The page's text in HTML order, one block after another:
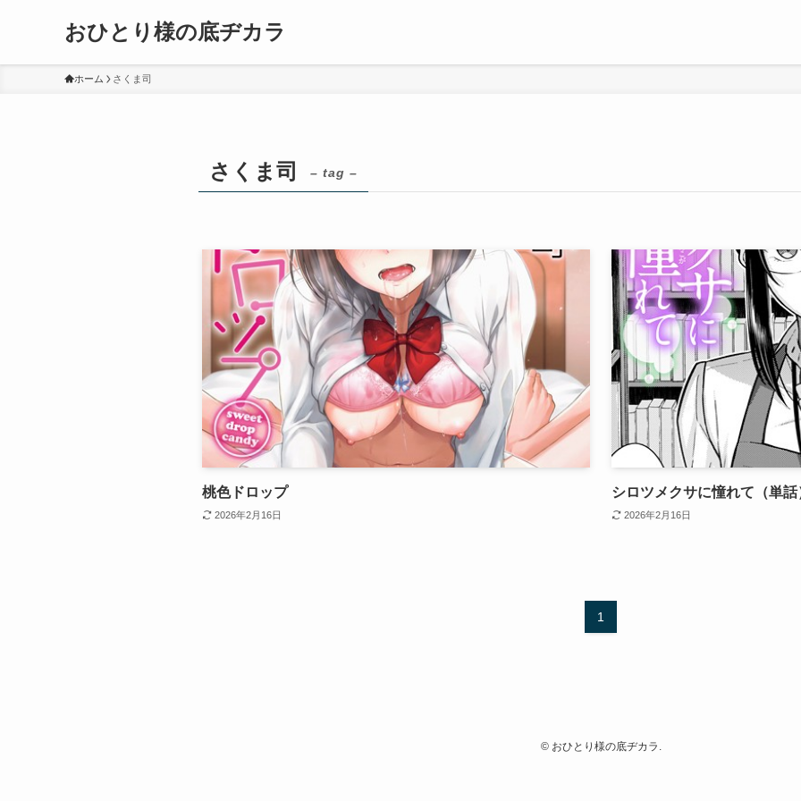
おひとり様の底ヂカラ
ホーム さくま司
さくま司 – tag –
桃色ドロップ
2026年2月16日
シロツメクサに憧れて（単話
2026年2月16日
1
©おひとり様の底ヂカラ.